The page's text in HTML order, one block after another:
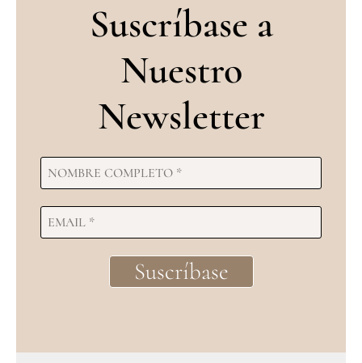
Suscríbase a
Nuestro
Newsletter